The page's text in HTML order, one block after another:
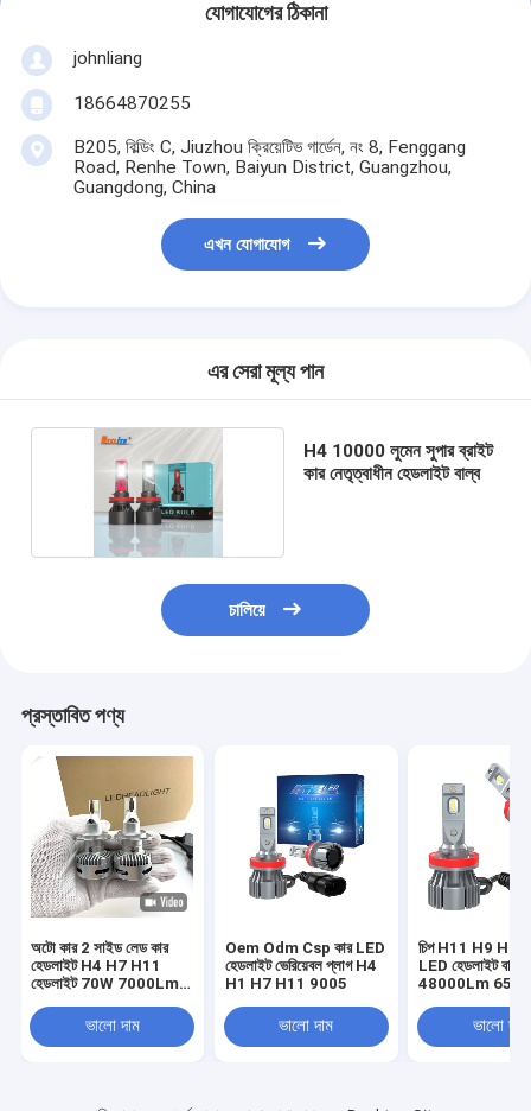
যোগাযোগের ঠিকানা
johnliang
18664870255
B205, বিল্ডিং C, Jiuzhou ক্রিয়েটিভ গার্ডেন, নং 8, Fenggang
Road, Renhe Town, Baiyun District, Guangzhou,
Guangdong, China
এখন যোগাযোগ
এর সেরা মূল্য পান
H4 10000 লুমেন সুপার ব্রাইট
কার নেতৃত্বাধীন হেডলাইট বাল্ব
চালিয়ে
প্রস্তাবিত পণ্য
অটো কার 2 সাইড লেড কার
হেডলাইট H4 H7 H11
হেডলাইট 70W 7000Lm
ভালো দাম
Oem Odm Csp কার LED
হেডলাইট ভেরিয়েবল প্লাগ H4
H1 H7 H11 9005
ভালো দাম
চিপ H11 H9 H8
LED হেডলাইট বাল্ব
48000Lm
ভালো দাম